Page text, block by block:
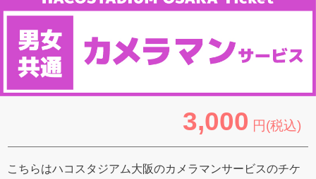
3,000 円(税込)
こちらはハコスタジアム大阪のカメラマンサービスのチケ